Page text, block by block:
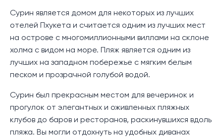
Сурин является домом для некоторых из лучших
отелей Пхукета и считается одним из лучших мест
на острове с многомиллионными виллами на склоне
холма с видом на море. Пляж является одним из
лучших на западном побережье с мягким белым
песком и прозрачной голубой водой.
Сурин был прекрасным местом для вечеринок и
прогулок от элегантных и оживленных пляжных
клубов до баров и ресторанов, раскинувшихся вдоль
пляжа. Вы могли отдохнуть на удобных диванах